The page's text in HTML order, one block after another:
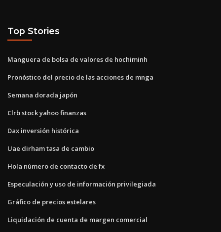
Top Stories
Manguera de bolsa de valores de hochiminh
Pronóstico del precio de las acciones de mnga
Semana dorada japón
Clrb stock yahoo finanzas
Dax inversión histórica
Uae dirham tasa de cambio
Hola número de contacto de fx
Especulación y uso de información privilegiada
Gráfico de precios estelares
Liquidación de cuenta de margen comercial